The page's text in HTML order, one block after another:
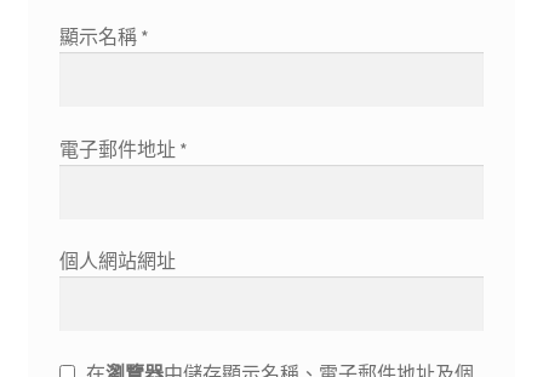
顯示名稱 *
電子郵件地址 *
個人網站網址